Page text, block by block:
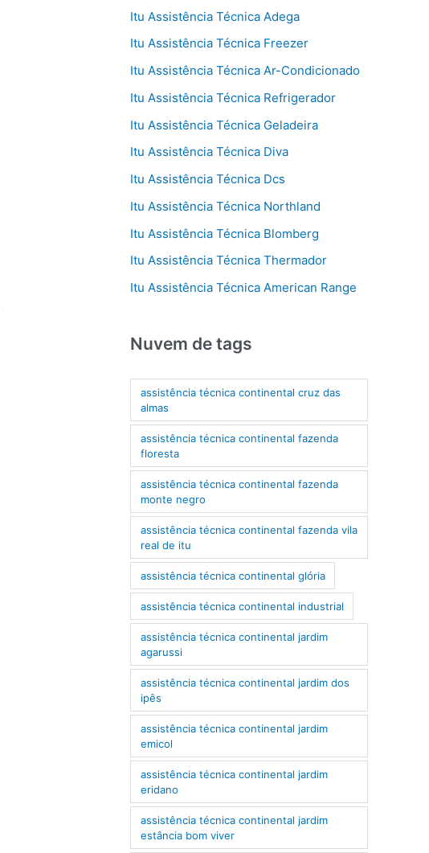
Itu Assistência Técnica Adega
Itu Assistência Técnica Freezer
Itu Assistência Técnica Ar-Condicionado
Itu Assistência Técnica Refrigerador
Itu Assistência Técnica Geladeira
Itu Assistência Técnica Diva
Itu Assistência Técnica Dcs
Itu Assistência Técnica Northland
Itu Assistência Técnica Blomberg
Itu Assistência Técnica Thermador
Itu Assistência Técnica American Range
Nuvem de tags
assistência técnica continental cruz das
almas
assistência técnica continental fazenda
floresta
assistência técnica continental fazenda
monte negro
assistência técnica continental fazenda vila
real de itu
assistência técnica continental glória
assistência técnica continental industrial
assistência técnica continental jardim
agarussi
assistência técnica continental jardim dos
ipês
assistência técnica continental jardim
emicol
assistência técnica continental jardim
eridano
assistência técnica continental jardim
estância bom viver